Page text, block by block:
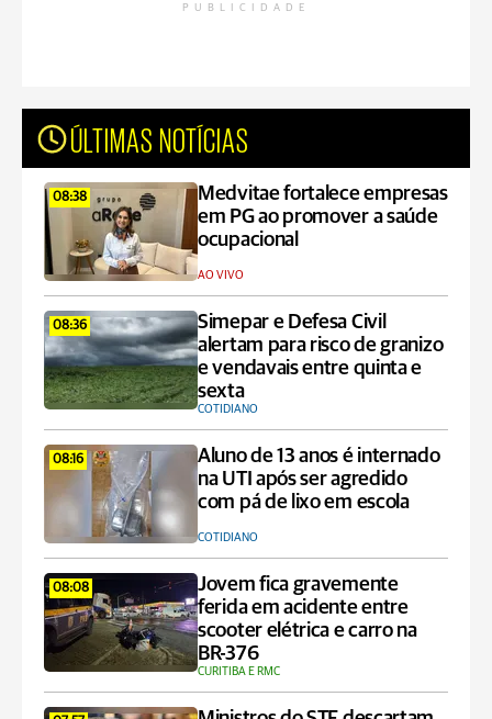
PUBLICIDADE
ÚLTIMAS NOTÍCIAS
08:38
Medvitae fortalece empresas
em PG ao promover a saúde
ocupacional
AO VIVO
08:36
Simepar e Defesa Civil
alertam para risco de granizo
e vendavais entre quinta e
sexta
COTIDIANO
08:16
Aluno de 13 anos é internado
na UTI após ser agredido
com pá de lixo em escola
COTIDIANO
08:08
Jovem fica gravemente
ferida em acidente entre
scooter elétrica e carro na
BR-376
CURITIBA E RMC